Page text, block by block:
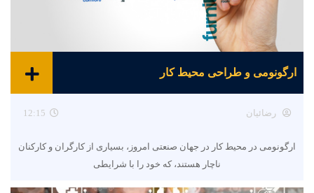
ارگونومی و طراحی محیط کار
رضائیان 12:15
ارگونومی در محیط کار در جهان صنعتی امروز، بسیاری از کارگران و کارکنان
ناچار هستند، که خود را با شرایطی